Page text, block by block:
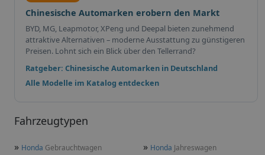
Chinesische Automarken erobern den Markt
BYD, MG, Leapmotor, XPeng und Deepal bieten zunehmend
attraktive Alternativen – moderne Ausstattung zu günstigeren
Preisen. Lohnt sich ein Blick über den Tellerrand?
Ratgeber: Chinesische Automarken in Deutschland
Alle Modelle im Katalog entdecken
Fahrzeugtypen
» Honda Gebrauchtwagen » Honda Jahreswagen